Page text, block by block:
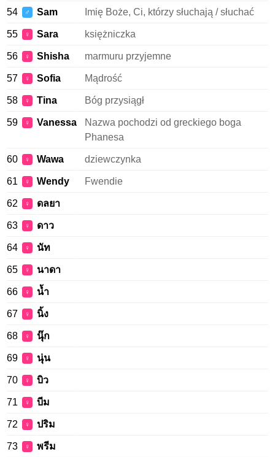
54 ♂ Sam Imię Boże, Ci, którzy słuchają / słuchać
55 ♀ Sara księżniczka
56 ♀ Shisha marmuru przyjemne
57 ♀ Sofia Mądrość
58 ♀ Tina Bóg przysiągł
59 ♀ Vanessa
Nazwa pochodzi od greckiego boga
Phanesa
60 ♀ Wawa dziewczynka
61 ♀ Wendy Fwendie
62 ♀ ดลยา
63 ♀ ดาว
64 ♀ นัท
65 ♀ นาดา
66 ♀ น้ำ
67 ♀ นิ้ง
68 ♀ นุ๊ก
69 ♀ นุ่น
70 ♀ บิว
71 ♀ บีม
72 ♀ ปริม
73 ♀ พรีม